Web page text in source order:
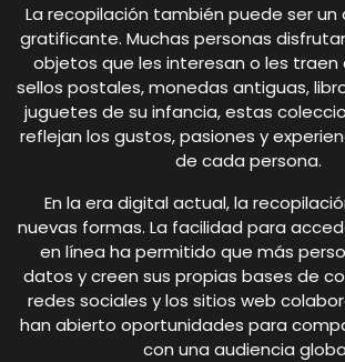
La recopilación también puede ser
gratificante. Muchas personas
objetos que les interesan o les traen
sellos postales, monedas antiguas,
juguetes de su infancia, estas
reflejan los gustos, pasiones y
de cada persona.
En la era digital actual, la
nuevas formas. La facilidad para
en línea ha permitido que más
datos y creen sus propias bases de
redes sociales y los sitios web
han abierto oportunidades para
con una audiencia